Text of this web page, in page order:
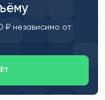
₽ независимо от